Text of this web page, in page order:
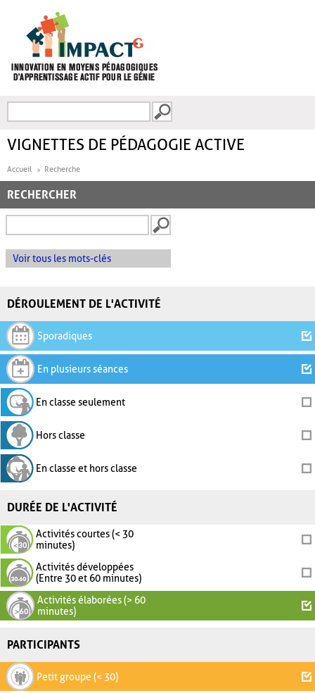
FORMULAIRE DE
VIGNETTES DE PÉDAGOGIE ACTIVE
Accueil Recherche
RECHERCHER
Voir tous les mots-clés
DÉROULEMENT DE L'ACTIVITÉ
Sporadiques
En plusieurs séances
En classe seulement
Hors classe
En classe et hors classe
DURÉE DE L'ACTIVITÉ
Activités courtes (< 30
minutes)
Activités développées
(Entre 30 et 60 minutes)
Activités élaborées (> 60
minutes)
PARTICIPANTS
Petit groupe (< 30)